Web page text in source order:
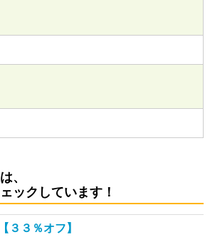
、
ックしています！
【３３％オフ】